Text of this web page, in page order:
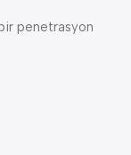
bir penetrasyon